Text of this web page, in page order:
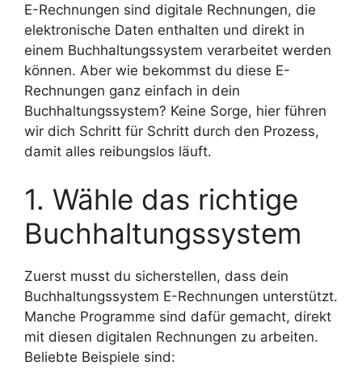
E-Rechnungen sind digitale Rechnungen, die
elektronische Daten enthalten und direkt in
einem Buchhaltungssystem verarbeitet werden
können. Aber wie bekommst du diese E-
Rechnungen ganz einfach in dein
Buchhaltungssystem? Keine Sorge, hier führen
wir dich Schritt für Schritt durch den Prozess,
damit alles reibungslos läuft.
1. Wähle das richtige
Buchhaltungssystem
Zuerst musst du sicherstellen, dass dein
Buchhaltungssystem E-Rechnungen unterstützt.
Manche Programme sind dafür gemacht, direkt
mit diesen digitalen Rechnungen zu arbeiten.
Beliebte Beispiele sind: